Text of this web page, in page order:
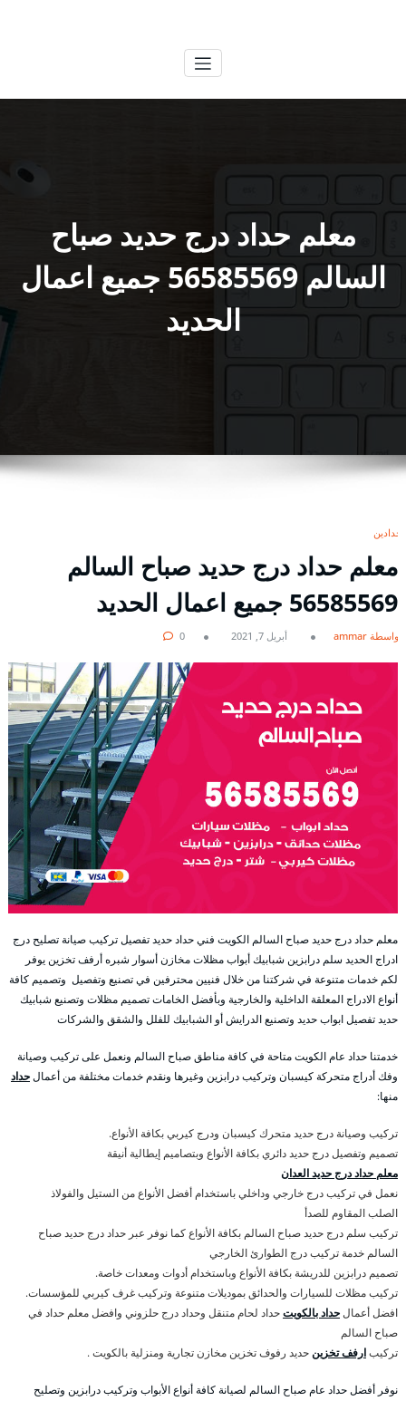
معلم حداد درج حديد صباح
السالم 56585569 جميع اعمال
الحديد
حدادين
معلم حداد درج حديد صباح السالم
56585569 جميع اعمال الحديد
بواسطة ammar أبريل 7, 2021 0
معلم حداد درج حديد صباح السالم الكويت فني حداد حديد تفصيل تركيب صيانة تصليح درج
ادراج الحديد سلم درابزين شبابيك أبواب مظلات مخازن أسوار شبره أرفف تخزين يوفر
لكم خدمات متنوعة في شركتنا من خلال فنيين محترفين في تصنيع وتفصيل وتصميم كافة
أنواع الادراج المعلقة الداخلية والخارجية وبأفضل الخامات تصميم مظلات وتصنيع شبابيك
حديد تفصيل ابواب حديد وتصنيع الدرايش أو الشبابيك للفلل والشقق والشركات
خدمتنا حداد عام الكويت متاحة في كافة مناطق صباح السالم ونعمل على تركيب وصيانة
وفك أدراج متحركة كيسبان وتركيب درابزين وغيرها ونقدم خدمات مختلفة من أعمالحداد
منها:
تركيب وصيانة درج حديد متحرك كيسبان ودرج كيربي بكافة الأنواع.
تصميم وتفصيل درج حديد دائري بكافة الأنواع وبتصاميم إيطالية أنيقة
معلم حداد درج حديد العدان
نعمل في تركيب درج خارجي وداخلي باستخدام أفضل الأنواع من الستيل والفولاذ
الصلب المقاوم للصدأ
تركيب سلم درج حديد صباح السالم بكافة الأنواع كما نوفر عبر حداد درج حديد صباح
السالم خدمة تركيب درج الطوارئ الخارجي
تصميم درابزين للدريشة بكافة الأنواع وباستخدام أدوات ومعدات خاصة.
تركيب مظلات للسيارات والحدائق بموديلات متنوعة وتركيب غرف كيربي للمؤسسات.
افضل أعمالحداد بالكويتحداد لحام متنقل وحداد درج حلزوني وافضل معلم حداد في
صباح السالم
تركيبارفف تخزينحديد رفوف تخزين مخازن تجارية ومنزلية بالكويت .
نوفر أفضل حداد عام صباح السالم لصيانة كافة أنواع الأبواب وتركيب درابزين وتصليح